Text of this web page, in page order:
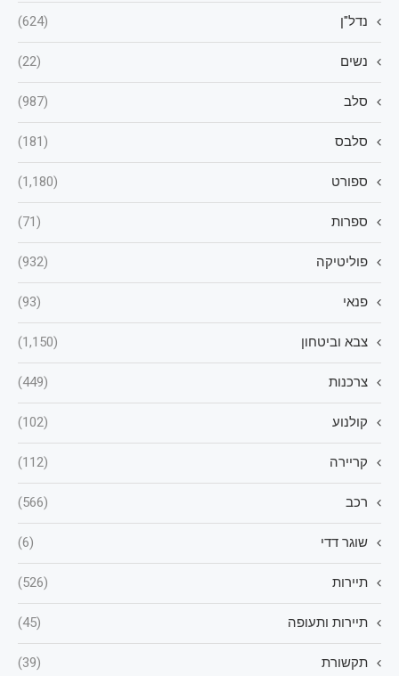
נדל"ן (624)
נשים (22)
סלב (987)
סלבס (181)
ספורט (1,180)
ספרות (71)
פוליטיקה (932)
פנאי (93)
צבא וביטחון (1,150)
צרכנות (449)
קולנוע (102)
קריירה (112)
רכב (566)
שוגר דדי (6)
תיירות (526)
תיירות ותעופה (45)
תקשורת (39)